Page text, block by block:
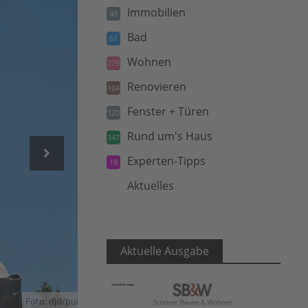
Foto: djd/puren
48 Immobilien
61 Bad
279 Wohnen
104 Renovieren
120 Fenster + Türen
347 Rund um's Haus
18 Experten-Tipps
Aktuelles
Aktuelle Ausgabe